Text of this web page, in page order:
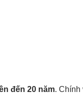
đến 20 năm. Chính